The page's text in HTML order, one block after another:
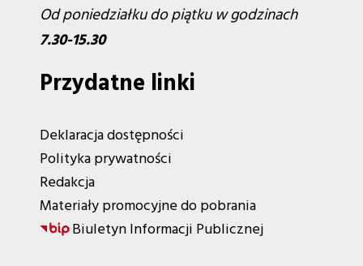
Od poniedziałku do piątku w godzinach
7.30-15.30
Przydatne linki
Deklaracja dostępności
Polityka prywatności
Redakcja
Materiały promocyjne do pobrania
Biuletyn Informacji Publicznej